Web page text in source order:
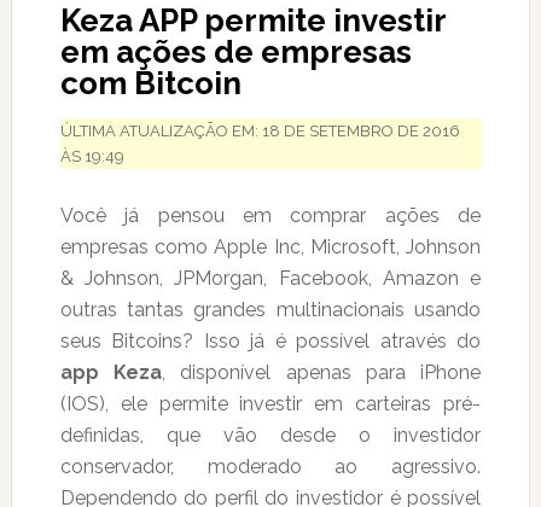
Keza APP permite investir
em ações de empresas
com Bitcoin
ÚLTIMA ATUALIZAÇÃO EM: 18 DE SETEMBRO DE 2016
ÀS 19:49
Você já pensou em comprar ações de
empresas como Apple Inc, Microsoft, Johnson
& Johnson, JPMorgan, Facebook, Amazon e
outras tantas grandes multinacionais usando
seus Bitcoins? Isso já é possível através do
app Keza, disponível apenas para iPhone
(IOS), ele permite investir em carteiras pré-
definidas, que vão desde o investidor
conservador, moderado ao agressivo.
Dependendo do perfil do investidor é possível